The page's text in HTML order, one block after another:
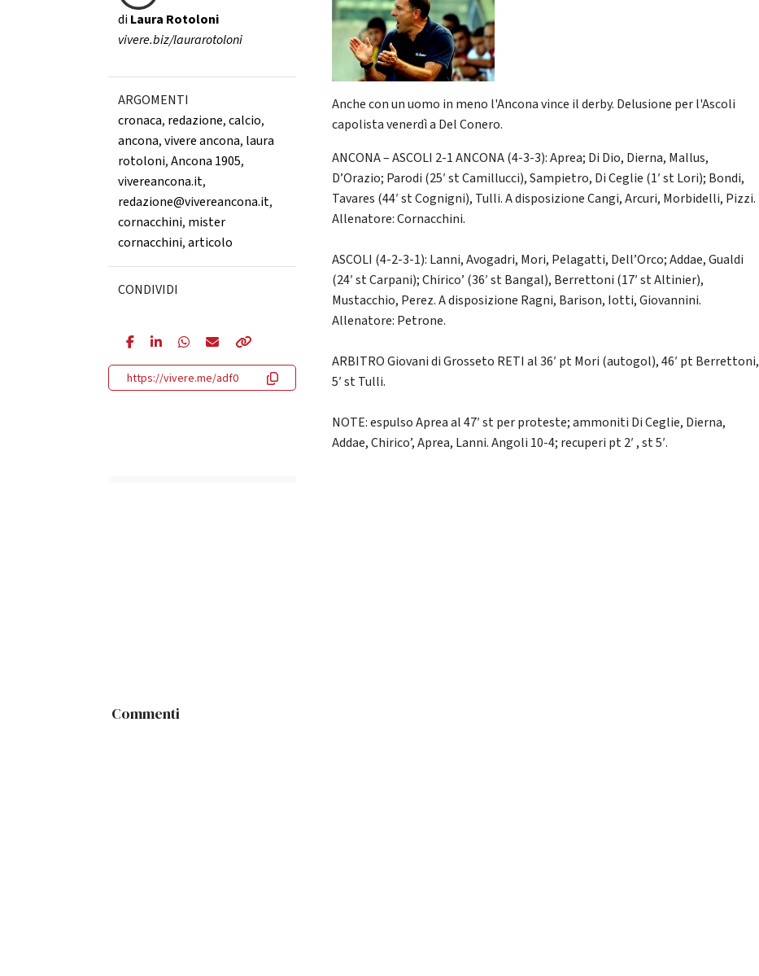
diLaura Rotoloni
vivere.biz/laurarotoloni
ARGOMENTI
cronaca, redazione,calcio,
ancona,vivere ancona, laura
rotoloni,Ancona 1905,
vivereancona.it,
redazione@vivereancona.it,
cornacchini, mister
cornacchini,articolo
CONDIVIDI
https://vivere.me/adf0
Anche con un uomo in meno l'Ancona vince il derby. Delusione per l'Ascoli
capolista venerdì a Del Conero.
ANCONA – ASCOLI 2-1 ANCONA (4-3-3): Aprea; Di Dio, Dierna, Mallus,
D’Orazio; Parodi (25′ st Camillucci), Sampietro, Di Ceglie (1′ st Lori); Bondi,
Tavares (44′ st Cognigni), Tulli. A disposizione Cangi, Arcuri, Morbidelli, Pizzi.
Allenatore: Cornacchini.
ASCOLI (4-2-3-1): Lanni, Avogadri, Mori, Pelagatti, Dell’Orco; Addae, Gualdi
(24′ st Carpani); Chirico’ (36′ st Bangal), Berrettoni (17′ st Altinier),
Mustacchio, Perez. A disposizione Ragni, Barison, Iotti, Giovannini.
Allenatore: Petrone.
ARBITRO Giovani di Grosseto RETI al 36′ pt Mori (autogol), 46′ pt Berrettoni,
5′ st Tulli.
NOTE: espulso Aprea al 47′ st per proteste; ammoniti Di Ceglie, Dierna,
Addae, Chirico’, Aprea, Lanni. Angoli 10-4; recuperi pt 2′ , st 5′.
Commenti